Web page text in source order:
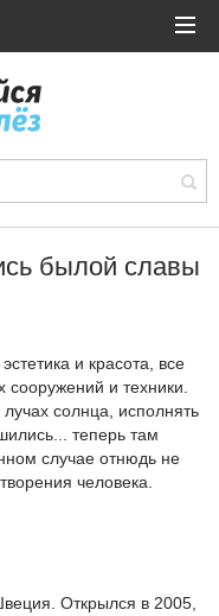
былой славы
и красота, все
сооружений и техники.
солнца, исполнять
теперь там
случае отнюдь не
человека.
Открылся в 2005,